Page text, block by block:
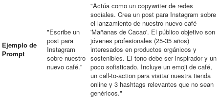
Ejemplo de
Prompt
"Escribe un
post para
Instagram
sobre nuestro
nuevo café."
"Actúa como un copywriter de redes
sociales. Crea un post para Instagram sobre
el lanzamiento de nuestro nuevo café
'Mañanas de Cacao'. El público objetivo son
jóvenes profesionales (25-35 años)
interesados en productos orgánicos y
sostenibles. El tono debe ser inspirador y un
poco sofisticado. Incluye un emoji de café,
un call-to-action para visitar nuestra tienda
online y 3 hashtags relevantes que no sean
genéricos."